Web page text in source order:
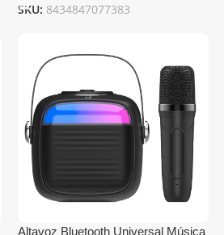
SKU: 8434847077383
Altavoz Bluetooth Universal Música